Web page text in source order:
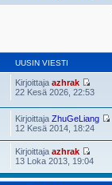
UUSIN VIESTI
Kirjoittaja azhrak
22 Kesä 2026, 22:53
Kirjoittaja ZhuGeLiang
12 Kesä 2014, 18:24
Kirjoittaja azhrak
13 Loka 2013, 19:04